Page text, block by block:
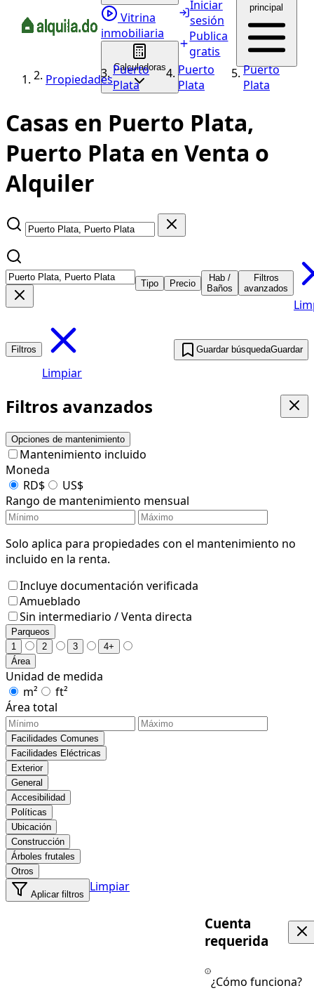
Vitrina
inmobiliaria
Calculadoras
Iniciar
sesión
Publica
gratis
principal
Propiedades
Puerto
Plata
Puerto
Plata
Puerto
Plata
Casas en Puerto Plata,
Puerto Plata en Venta o
Alquiler
Tipo Precio
Hab /
Baños
Filtros
avanzados
Filtros
Limpiar
Guardar búsquedaGuardar
Filtros avanzados
Opciones de mantenimiento
Mantenimiento incluido
Moneda
RD$
US$
Rango de mantenimiento mensual
Solo aplica para propiedades con el mantenimiento no
incluido en la renta.
Incluye documentación verificada
Amueblado
Sin intermediario / Venta directa
Parqueos
1
2 3
4+
Área
Unidad de medida
m²
ft²
Área total
Facilidades Comunes
Facilidades Eléctricas
Exterior
General
Accesibilidad
Políticas
Ubicación
Construcción
Árboles frutales
Otros
Aplicar filtros
Limpiar
Cuenta
requerida
¿Cómo funciona?